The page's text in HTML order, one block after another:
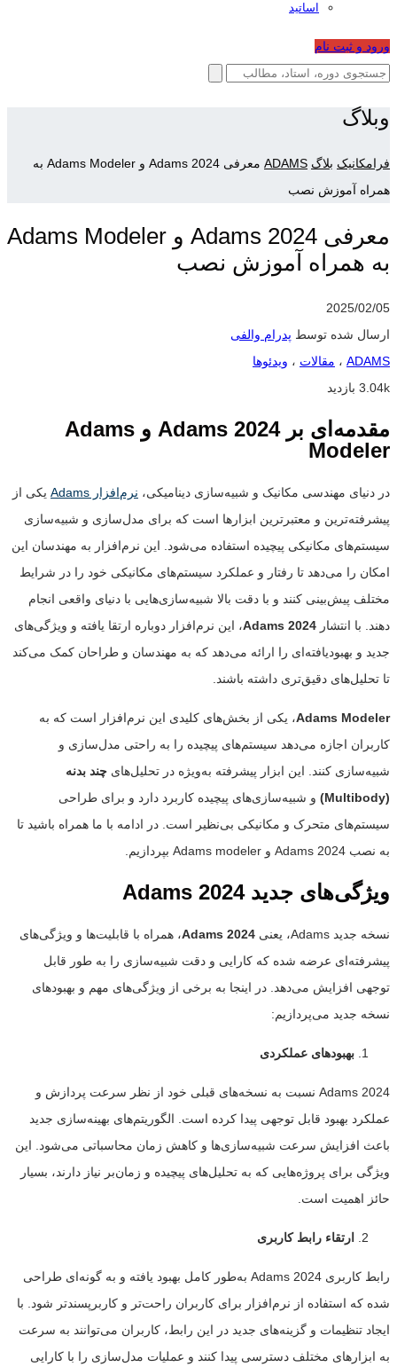
اساتید
ورود و ثبت نام
وبلاگ
فرامکانیک بلاگ ADAMS
معرفی Adams 2024 و Adams Modeler به
همراه آموزش نصب
معرفی Adams 2024 و Adams Modeler
به همراه آموزش نصب
2025/02/05
ارسال شده توسط پدرام والفی
ADAMS ، مقالات ، ویدئوها
3.04k بازدید
مقدمه‌ای بر Adams 2024 و Adams
Modeler
در دنیای مهندسی مکانیک و شبیه‌سازی دینامیکی، نرم‌افزار Adams
یکی از
پیشرفته‌ترین و معتبرترین ابزارها است که برای مدل‌سازی و شبیه‌سازی
سیستم‌های مکانیکی پیچیده استفاده می‌شود. این نرم‌افزار به مهندسان این
امکان را می‌دهد تا رفتار و عملکرد سیستم‌های مکانیکی خود را در شرایط
مختلف پیش‌بینی کنند و با دقت بالا شبیه‌سازی‌هایی با دنیای واقعی انجام
دهند. با انتشار Adams 2024، این نرم‌افزار دوباره ارتقا یافته و ویژگی‌های
جدید و بهبودیافته‌ای را ارائه می‌دهد که به مهندسان و طراحان کمک می‌کند
تا تحلیل‌های دقیق‌تری داشته باشند.
Adams Modeler، یکی از بخش‌های کلیدی این نرم‌افزار است که به
کاربران اجازه می‌دهد سیستم‌های پیچیده را به راحتی مدل‌سازی و
شبیه‌سازی کنند. این ابزار پیشرفته به‌ویژه در تحلیل‌های چند بدنه
(Multibody)
و شبیه‌سازی‌های پیچیده کاربرد دارد و برای طراحی
سیستم‌های متحرک و مکانیکی بی‌نظیر است. در ادامه با ما همراه باشید تا
به نصب Adams 2024 و Adams modeler بپردازیم.
ویژگی‌های جدید Adams 2024
نسخه جدید Adams، یعنی Adams 2024، همراه با قابلیت‌ها و ویژگی‌های
پیشرفته‌ای عرضه شده که کارایی و دقت شبیه‌سازی را به طور قابل
توجهی افزایش می‌دهد. در اینجا به برخی از ویژگی‌های مهم و بهبودهای
نسخه جدید می‌پردازیم:
بهبودهای عملکردی
Adams 2024 نسبت به نسخه‌های قبلی خود از نظر سرعت پردازش و
عملکرد بهبود قابل توجهی پیدا کرده است. الگوریتم‌های بهینه‌سازی جدید
باعث افزایش سرعت شبیه‌سازی‌ها و کاهش زمان محاسباتی می‌شود. این
ویژگی برای پروژه‌هایی که به تحلیل‌های پیچیده و زمان‌بر نیاز دارند، بسیار
حائز اهمیت است.
ارتقاء رابط کاربری
رابط کاربری Adams 2024 به‌طور کامل بهبود یافته و به گونه‌ای طراحی
شده که استفاده از نرم‌افزار برای کاربران راحت‌تر و کاربرپسندتر شود. با
ایجاد تنظیمات و گزینه‌های جدید در این رابط، کاربران می‌توانند به سرعت
به ابزارهای مختلف دسترسی پیدا کنند و عملیات مدل‌سازی را با کارایی